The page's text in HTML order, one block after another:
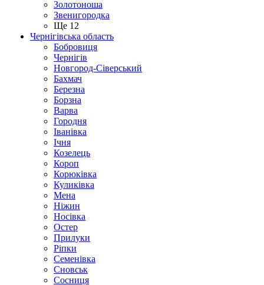
Золотоноша
Звенигородка
Ще 12
Чернігівська область
Бобровиця
Чернігів
Новгород-Сіверський
Бахмач
Березна
Борзна
Варва
Городня
Іванівка
Ічня
Козелець
Короп
Корюківка
Куликівка
Мена
Ніжин
Носівка
Остер
Прилуки
Ріпки
Семенівка
Сновськ
Сосниця